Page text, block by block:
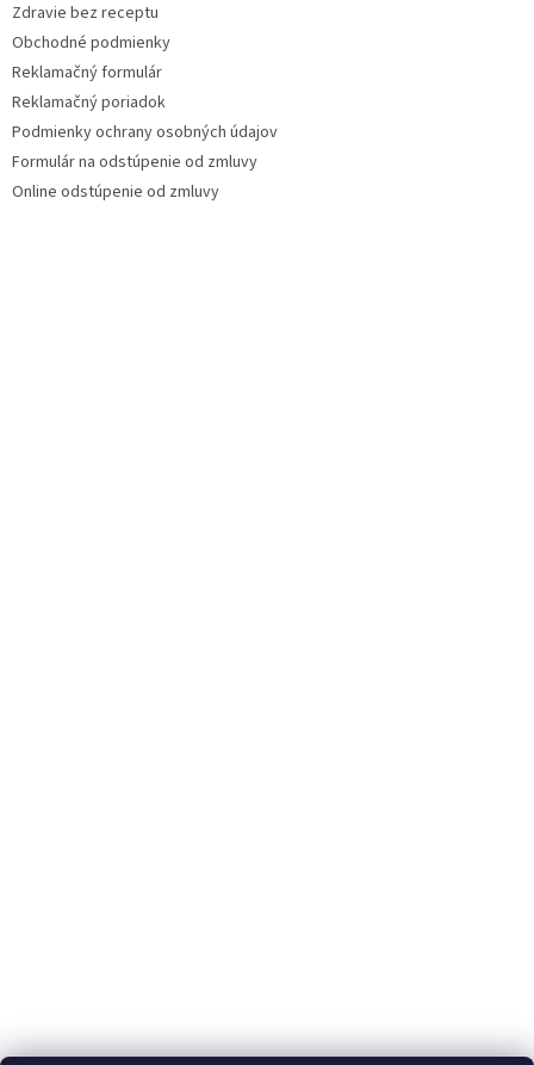
Zdravie bez receptu
Obchodné podmienky
Reklamačný formulár
Reklamačný poriadok
Podmienky ochrany osobných údajov
Formulár na odstúpenie od zmluvy
Online odstúpenie od zmluvy